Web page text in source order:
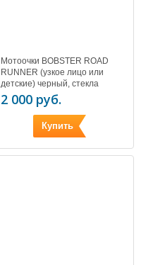
Мотоочки BOBSTER ROAD
RUNNER (узкое лицо или
детские) черный, стекла
дымчатые, UV защита
2 000 руб.
Купить